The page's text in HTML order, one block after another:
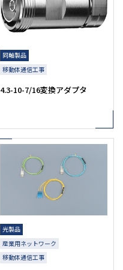
同軸製品
移動体通信工事
4.3-10-7/16変換アダプタ
光製品
産業用ネットワーク
移動体通信工事